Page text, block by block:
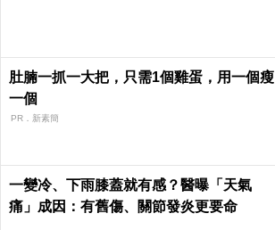
肚腩一抓一大把，只需1個雞蛋，用一個瘦
一個
PR．新素簡
一變冷、下雨膝蓋就有感？醫曝「天氣
痛」成因：有舊傷、關節發炎更要命